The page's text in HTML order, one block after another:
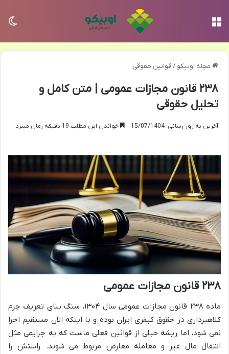
مجله اوبیکو / قوانین حقوقی
۲۳۸ قانون مجازات عمومی | متن کامل و
تحلیل حقوقی
آخرین به روز رسانی: 15/07/1404 خواندن این مطلب 19 دقیقه زمان میبرد
۲۳۸ قانون مجازات عمومی
ماده ۲۳۸ قانون مجازات عمومی سال ۱۳۰۴، سنگ بنای تعریف جرم
کلاهبرداری در حقوق کیفری ایران بوده و با اینکه الان مستقیم اجرا
نمی شود، اما ریشه خیلی از قوانین فعلی ماست که به جرایمی مثل
انتقال مال غیر و معامله معارض مربوط می شوند. راستش را